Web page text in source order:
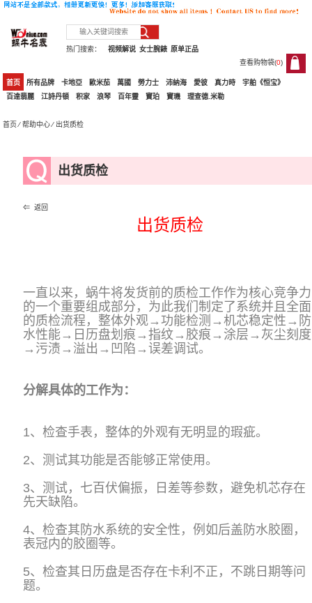
热门搜索： 原单正品
女士腕錶
视频解说
查看购物袋(0)
0
首页 所有品牌 卡地亞 歐米茄 萬國 勞力士 沛納海 愛彼 真力時
宇舶《恒宝》
百達翡麗
江詩丹頓 积家 浪琴 百年靈 寶珀 寶璣 理查德.米勒
首页⁄帮助中心⁄ 出货质检
出货质检
⇐ 返回
出货质检
一直以来，蜗牛将发货前的质检工作作为核心竞争力
的一个重要组成部分，为此我们制定了系统并且全面
的质检流程，整体外观→功能检测→机芯稳定性→防
水性能→日历盘划痕→指纹→胶痕→涂层→灰尘刻度
→污渍→溢出→凹陷→误差调试。
分解具体的工作为：
1、检查手表，整体的外观有无明显的瑕疵。
2、测试其功能是否能够正常使用。
3、测试，七百伏偏振，日差等参数，避免机芯存在
先天缺陷。
4、检查其防水系统的安全性，例如后盖防水胶圈，
表冠内的胶圈等。
5、检查其日历盘是否存在卡利不正，不跳日期等问
题。